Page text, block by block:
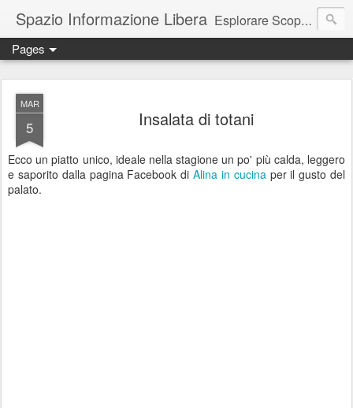
Spazio Informazione Libera Esplorare Scoprire Creare
Escursioni, viaggi, arte, tecnologia, attualità
Pages
MAR
5 Insalata di totani
Ecco un piatto unico, ideale nella stagione un po' più calda, leggero
e saporito dalla pagina Facebook di Alina in cucinaper il gusto del
palato.